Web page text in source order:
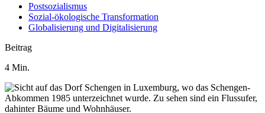
Postsozialismus
Sozial-ökologische Transformation
Globalisierung und Digitalisierung
Menü
Beitrag
4 Min.